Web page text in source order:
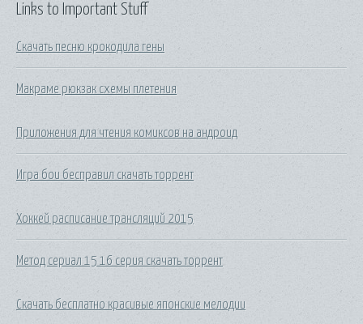
Links to Important Stuff
Скачать песню крокодила гены
Макраме рюкзак схемы плетения
Приложения для чтения комиксов на андроид
Игра бои бесправил скачать торрент
Хоккей расписание трансляций 2015
Метод сериал 15 16 серия скачать торрент
Скачать бесплатно красивые японские мелодии